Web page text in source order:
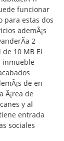
funcionar
para estas dos
ademÃ¡s
2
10 MB El
inmueble
de en
Ã¡rea de
y al
entrada
sociales